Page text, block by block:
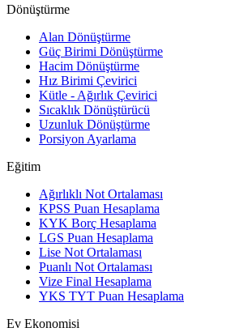
Dönüştürme
Alan Dönüştürme
Güç Birimi Dönüştürme
Hacim Dönüştürme
Hız Birimi Çevirici
Kütle - Ağırlık Çevirici
Sıcaklık Dönüştürücü
Uzunluk Dönüştürme
Porsiyon Ayarlama
Eğitim
Ağırlıklı Not Ortalaması
KPSS Puan Hesaplama
KYK Borç Hesaplama
LGS Puan Hesaplama
Lise Not Ortalaması
Puanlı Not Ortalaması
Vize Final Hesaplama
YKS TYT Puan Hesaplama
Ev Ekonomisi